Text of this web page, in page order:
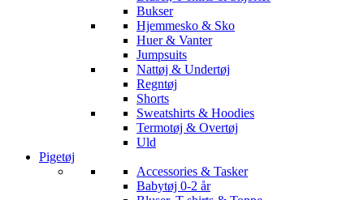
Bukser
Hjemmesko & Sko
Huer & Vanter
Jumpsuits
Nattøj & Undertøj
Regntøj
Shorts
Sweatshirts & Hoodies
Termotøj & Overtøj
Uld
Pigetøj
Accessories & Tasker
Babytøj 0-2 år